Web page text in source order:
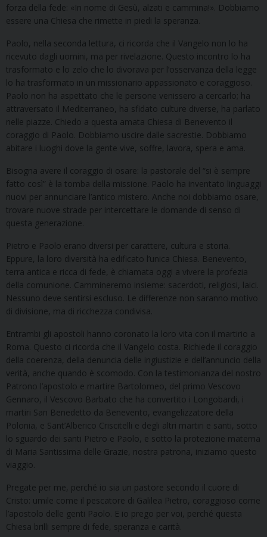
forza della fede: «In nome di Gesù, alzati e cammina!». Dobbiamo
essere una Chiesa che rimette in piedi la speranza.
Paolo, nella seconda lettura, ci ricorda che il Vangelo non lo ha
ricevuto dagli uomini, ma per rivelazione. Questo incontro lo ha
trasformato e lo zelo che lo divorava per l’osservanza della legge
lo ha trasformato in un missionario appassionato e coraggioso.
Paolo non ha aspettato che le persone venissero a cercarlo; ha
attraversato il Mediterraneo, ha sfidato culture diverse, ha parlato
nelle piazze. Chiedo a questa amata Chiesa di Benevento il
coraggio di Paolo. Dobbiamo uscire dalle sacrestie. Dobbiamo
abitare i luoghi dove la gente vive, soffre, lavora, spera e ama.
Bisogna avere il coraggio di osare: la pastorale del “si è sempre
fatto così” è la tomba della missione. Paolo ha inventato linguaggi
nuovi per annunciare l’antico mistero. Anche noi dobbiamo osare,
trovare nuove strade per intercettare le domande di senso di
questa generazione.
Pietro e Paolo erano diversi per carattere, cultura e storia.
Eppure, la loro diversità ha edificato l’unica Chiesa. Benevento,
terra antica e ricca di fede, è chiamata oggi a vivere la profezia
della comunione. Cammineremo insieme: sacerdoti, religiosi, laici.
Nessuno deve sentirsi escluso. Le differenze non saranno motivo
di divisione, ma di ricchezza condivisa.
Entrambi gli apostoli hanno coronato la loro vita con il martirio a
Roma. Questo ci ricorda che il Vangelo costa. Richiede il coraggio
della coerenza, della denuncia delle ingiustizie e dell’annuncio della
verità, anche quando è scomodo. Con la testimonianza del nostro
Patrono l’apostolo e martire Bartolomeo, del primo Vescovo
Gennaro, il Vescovo Barbato che ha convertito i Longobardi, i
martiri San Benedetto da Benevento, evangelizzatore della
Polonia, e Sant’Alberico Criscitelli e degli altri martiri e santi, sotto
lo sguardo dei santi Pietro e Paolo, e sotto la protezione materna
di Maria Santissima delle Grazie, nostra patrona, iniziamo questo
viaggio.
Pregate per me, perché io sia un pastore secondo il cuore di
Cristo: umile come il pescatore di Galilea Pietro, coraggioso come
l’apostolo delle genti Paolo. E io prego per voi, perché questa
Chiesa brilli sempre di fede, speranza e carità.